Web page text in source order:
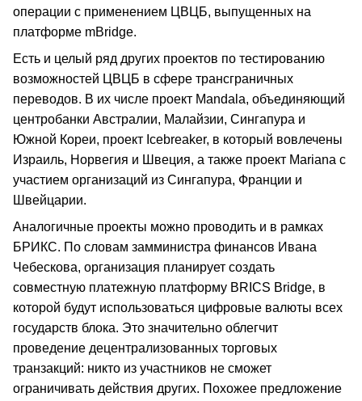
операции с применением ЦВЦБ, выпущенных на
платформе mBridge.
Есть и целый ряд других проектов по тестированию
возможностей ЦВЦБ в сфере трансграничных
переводов. В их числе проект Mandala, объединяющий
центробанки Австралии, Малайзии, Сингапура и
Южной Кореи, проект Icebreaker, в который вовлечены
Израиль, Норвегия и Швеция, а также проект Mariana с
участием организаций из Сингапура, Франции и
Швейцарии.
Аналогичные проекты можно проводить и в рамках
БРИКС. По словам замминистра финансов Ивана
Чебескова, организация планирует создать
совместную платежную платформу BRICS Bridge, в
которой будут использоваться цифровые валюты всех
государств блока. Это значительно облегчит
проведение децентрализованных торговых
транзакций: никто из участников не сможет
ограничивать действия других. Похожее предложение